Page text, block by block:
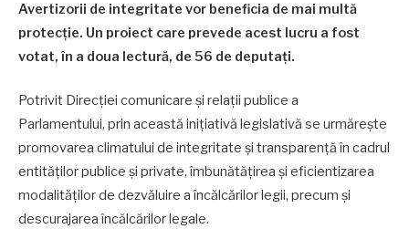
Avertizorii de integritate vor beneficia de mai multă
protecție. Un proiect care prevede acest lucru a fost
votat, în a doua lectură, de 56 de deputați.
Potrivit Direcției comunicare și relații publice a
Parlamentului, prin această inițiativă legislativă se urmărește
promovarea climatului de integritate și transparență în cadrul
entităților publice și private, îmbunătățirea și eficientizarea
modalităților de dezvăluire a încălcărilor legii, precum și
descurajarea încălcărilor legale.